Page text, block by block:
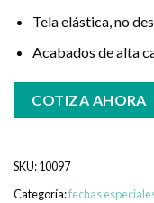
Tela elástica, no
Acabados de alta
COTIZA AHORA
SKU:10097
Categoría:fechas